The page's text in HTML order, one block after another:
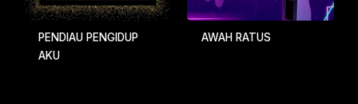
PENDIAU PENGIDUP
AKU
AWAH RATUS